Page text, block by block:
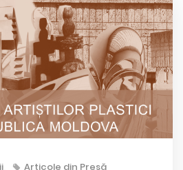
Articole din Presă